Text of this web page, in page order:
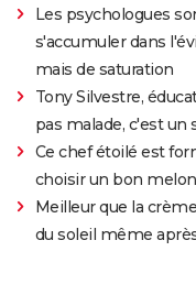
Les psychologues
s'accumuler dans
mais de saturation
Tony Silvestre,
pas malade, c'est un
Ce chef étoilé est
choisir un bon melon
Meilleur que la
du soleil même